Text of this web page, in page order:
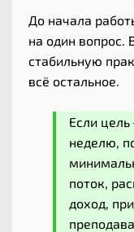
До начала
на один вопрос.
стабильную
всё остальное.
Если
неделю,
поток,
доход,